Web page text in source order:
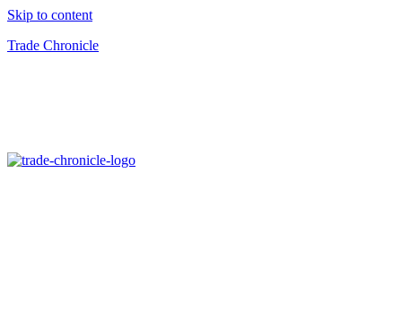
Skip to content
Trade Chronicle